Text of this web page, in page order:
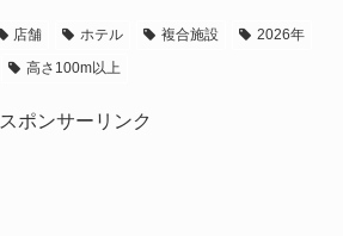
店舗 ホテル 複合施設
2026年
高さ100m以上
スポンサーリンク